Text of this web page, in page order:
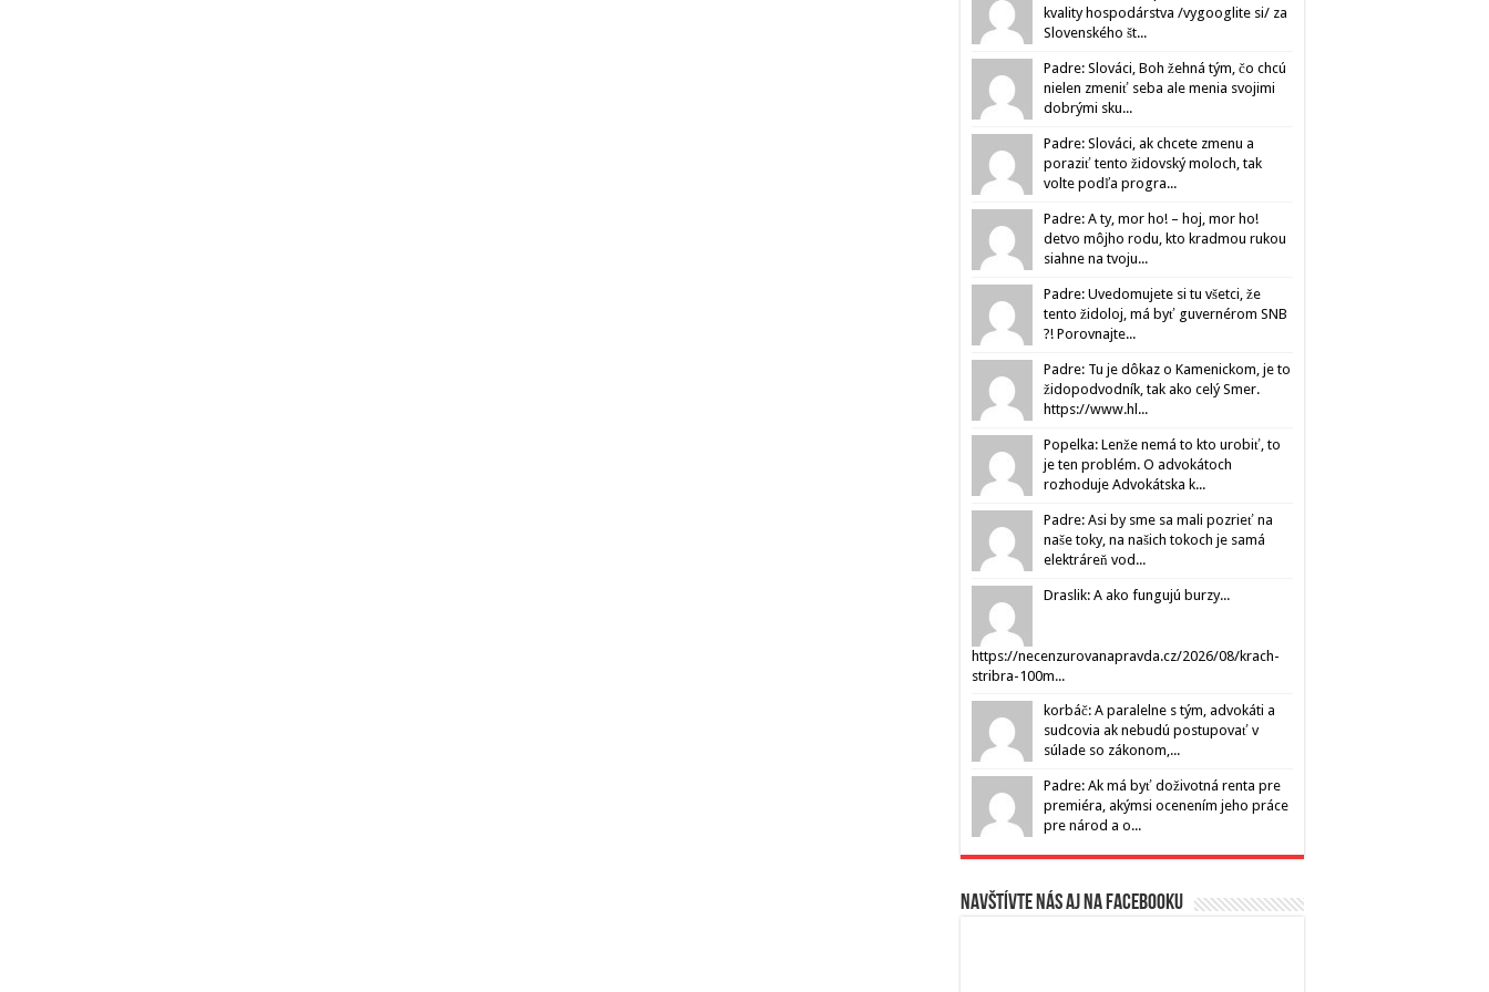
kvality hospodárstva /vygooglite si/ za
Slovenského št...
Padre: Slováci, Boh žehná tým, čo chcú
nielen zmeniť seba ale menia svojimi
dobrými sku...
Padre: Slováci, ak chcete zmenu a
poraziť tento židovský moloch, tak
volte podľa progra...
Padre: A ty, mor ho! – hoj, mor ho!
detvo môjho rodu, kto kradmou rukou
siahne na tvoju...
Padre: Uvedomujete si tu všetci, že
tento židoloj, má byť guvernérom SNB
?! Porovnajte...
Padre: Tu je dôkaz o Kamenickom, je to
židopodvodník, tak ako celý Smer.
https://www.hl...
Popelka: Lenže nemá to kto urobiť, to
je ten problém. O advokátoch
rozhoduje Advokátska k...
Padre: Asi by sme sa mali pozrieť na
naše toky, na našich tokoch je samá
elektráreň vod...
Draslik: A ako fungujú burzy...
https://necenzurovanapravda.cz/2026/08/krach-
stribra-100m...
korbáč: A paralelne s tým, advokáti a
sudcovia ak nebudú postupovať v
súlade so zákonom,...
Padre: Ak má byť doživotná renta pre
premiéra, akýmsi ocenením jeho práce
pre národ a o...
Navštívte nás aj na Facebooku